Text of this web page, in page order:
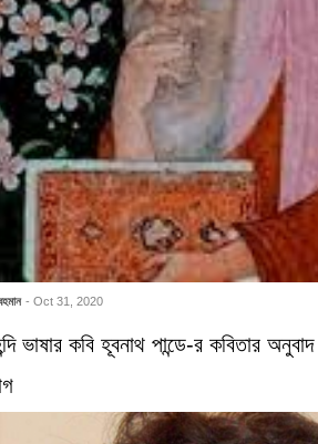
- Oct 31, 2020
ভাষার কবি হূবনাথ পান্ডে-র কবিতার